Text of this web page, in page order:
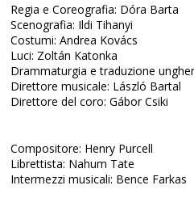
Regia e Coreografia: Dóra Barta
Scenografia: Ildi Tihanyi
Costumi: Andrea Kovács
Luci: Zoltán Katonka
Drammaturgia e traduzione
Direttore musicale: László Bartal
Direttore del coro: Gábor Csiki
Compositore: Henry Purcell
Librettista: Nahum Tate
Intermezzi musicali: Bence Farkas